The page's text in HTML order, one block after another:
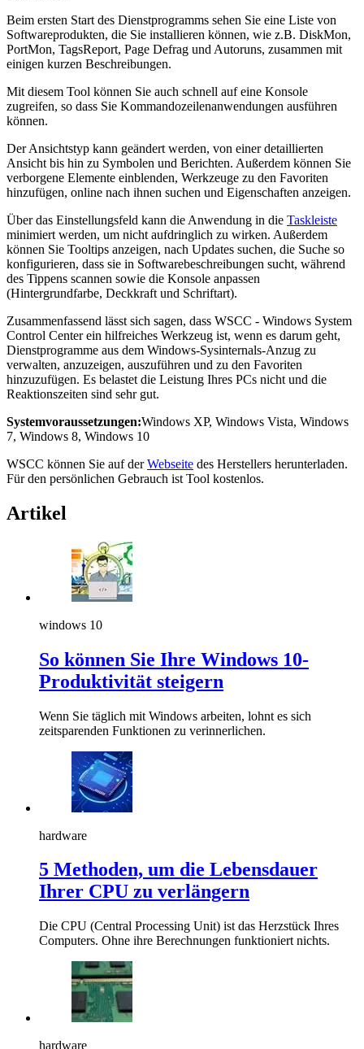
Beim ersten Start des Dienstprogramms sehen Sie eine Liste von
Softwareprodukten, die Sie installieren können, wie z.B. DiskMon,
PortMon, TagsReport, Page Defrag und Autoruns, zusammen mit
einigen kurzen Beschreibungen.
Mit diesem Tool können Sie auch schnell auf eine Konsole
zugreifen, so dass Sie Kommandozeilenanwendungen ausführen
können.
Der Ansichtstyp kann geändert werden, von einer detaillierten
Ansicht bis hin zu Symbolen und Berichten. Außerdem können Sie
verborgene Elemente einblenden, Werkzeuge zu den Favoriten
hinzufügen, online nach ihnen suchen und Eigenschaften anzeigen.
Über das Einstellungsfeld kann die Anwendung in die Taskleiste
minimiert werden, um nicht aufdringlich zu wirken. Außerdem
können Sie Tooltips anzeigen, nach Updates suchen, die Suche so
konfigurieren, dass sie in Softwarebeschreibungen sucht, während
des Tippens scannen sowie die Konsole anpassen
(Hintergrundfarbe, Deckkraft und Schriftart).
Zusammenfassend lässt sich sagen, dass WSCC - Windows System
Control Center ein hilfreiches Werkzeug ist, wenn es darum geht,
Dienstprogramme aus dem Windows-Sysinternals-Anzug zu
verwalten, anzuzeigen, auszuführen und zu den Favoriten
hinzuzufügen. Es belastet die Leistung Ihres PCs nicht und die
Reaktionszeiten sind sehr gut.
System­voraussetzungen:Windows XP, Windows Vista, Windows
7, Windows 8, Windows 10
WSCC können Sie auf derWebseite des Herstellers herunterladen.
Für den persönlichen Gebrauch ist Tool kostenlos.
Artikel
windows 10
So können Sie Ihre Windows 10-
Produktivität steigern
Wenn Sie täglich mit Windows arbeiten, lohnt es sich
zeitsparenden Funktionen zu verinnerlichen.
hardware
5 Methoden, um die Lebensdauer
Ihrer CPU zu verlängern
Die CPU (Central Processing Unit) ist das Herzstück Ihres
Computers. Ohne ihre Berechnungen funktioniert nichts.
hardware